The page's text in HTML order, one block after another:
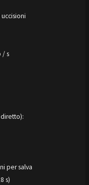
/ s
per salva
s)